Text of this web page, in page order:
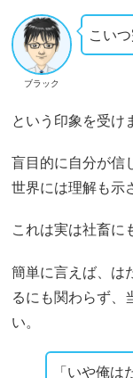
ブラック
こい
という印象を受け
盲目的に自分が信
世界には理解も示
これは実は社畜に
簡単に言えば、は
るにも関わらず、
い。
「いや俺は